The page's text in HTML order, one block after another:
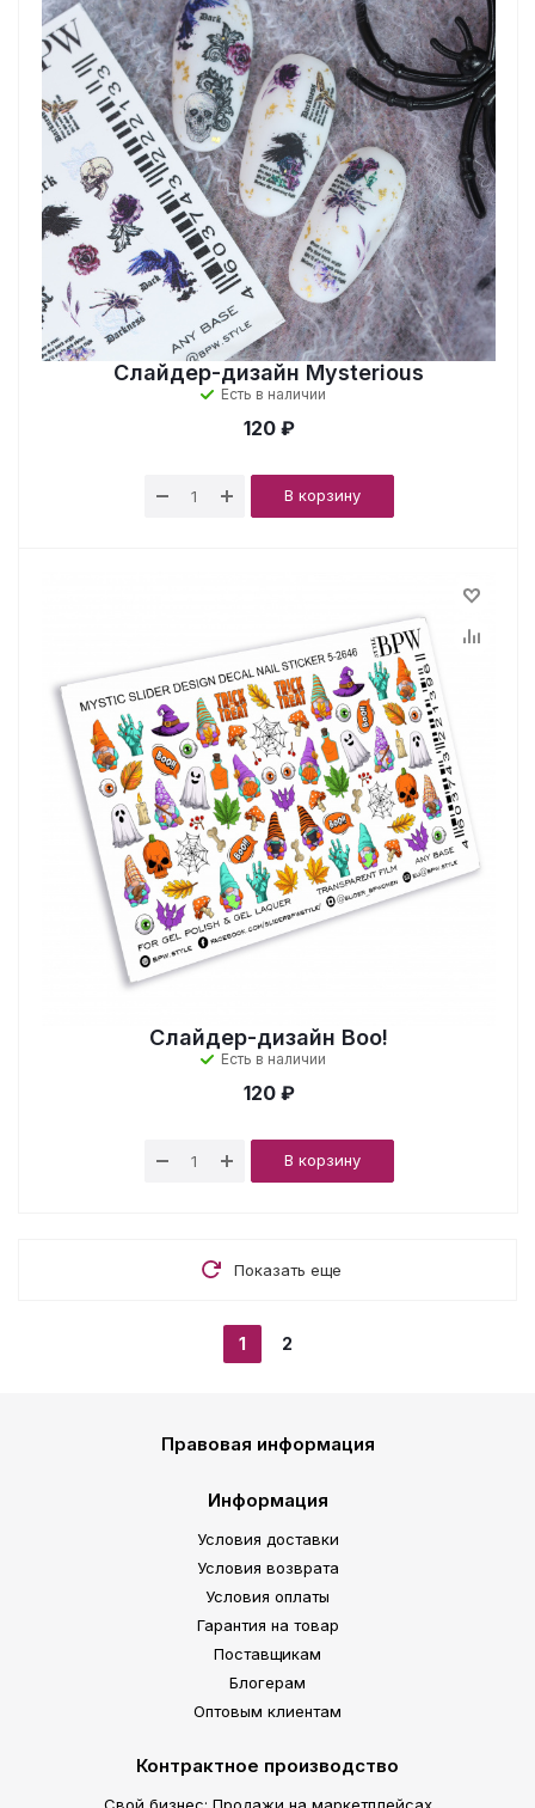
Слайдер-дизайн Mysterious
Есть в наличии
120 ₽
В корзину
Слайдер-дизайн Boo!
Есть в наличии
120 ₽
В корзину
Показать еще
1 2
Правовая информация
Информация
Условия доставки
Условия возврата
Условия оплаты
Гарантия на товар
Поставщикам
Блогерам
Оптовым клиентам
Контрактное производство